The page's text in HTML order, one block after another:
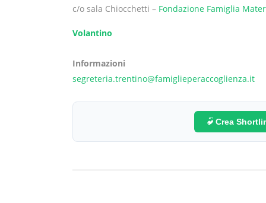
c/o sala Chiocchetti – Fondazione Famiglia
Volantino
Informazioni
segreteria.trentino@famiglieperaccoglienza.it
Crea